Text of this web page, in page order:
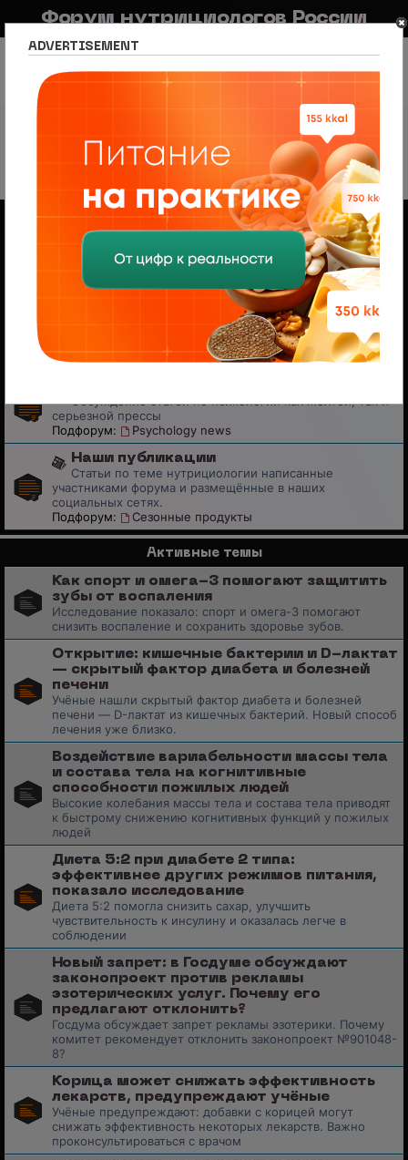
Форум нутрициологов России
FAQ Правила
Новостной портал Список разделов Сетевое издание Nutritiologists
Сетевое издание Nutritiologists
Форум
Новости нутрициологии и диетологии
Обсуждение новостей нутрициологии и диетологии
как желтой, так и серьезной научной прессы
Подфорум:
Nutrition and Dietetics News
Новости спорта и фитнеса
Обсуждение статей о спорте и фитнесе как желтой,
Подфорум:
Sports & Fitness News
Обсуждение статей по психологии как желтой, так и
серьезной прессы
Подфорум:
Psychology news
Наши публикации
Статьи по теме нутрициологии написанные
участниками форума и размещённые в наших
социальных сетях.
Подфорум:
Сезонные продукты
Активные темы
Как спорт и омега-3 помогают защитить
зубы от воспаления
Исследование показало: спорт и омега-3 помогают
снизить воспаление и сохранить здоровье зубов.
Открытие: кишечные бактерии и D-лактат
— скрытый фактор диабета и болезней
печени
Учёные нашли скрытый фактор диабета и болезней
печени — D-лактат из кишечных бактерий. Новый способ
лечения уже близко.
Воздействие вариабельности массы тела
и состава тела на когнитивные
способности пожилых людей
Высокие колебания массы тела и состава тела приводят
к быстрому снижению когнитивных функций у пожилых
людей
Диета 5:2 при диабете 2 типа:
эффективнее других режимов питания,
показало исследование
Диета 5:2 помогла снизить сахар, улучшить
чувствительность к инсулину и оказалась легче в
соблюдении
Новый запрет: в Госдуме обсуждают
законопроект против рекламы
эзотерических услуг. Почему его
предлагают отклонить?
Госдума обсуждает запрет рекламы эзотерики. Почему
комитет рекомендует отклонить законопроект №901048-
8?
Корица может снижать эффективность
лекарств, предупреждают учёные
Учёные предупреждают: добавки с корицей могут
снижать эффективность некоторых лекарств. Важно
проконсультироваться с врачом
ADVERTISEMENT